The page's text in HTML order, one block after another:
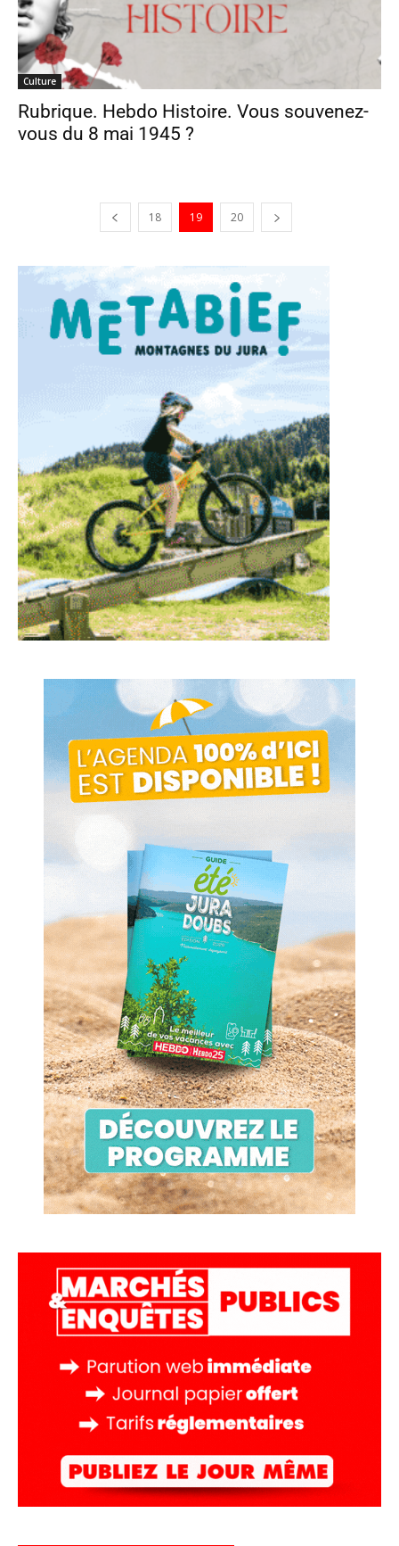
Culture
Rubrique. Hebdo Histoire. Vous souvenez-
vous du 8 mai 1945 ?
18 19 20